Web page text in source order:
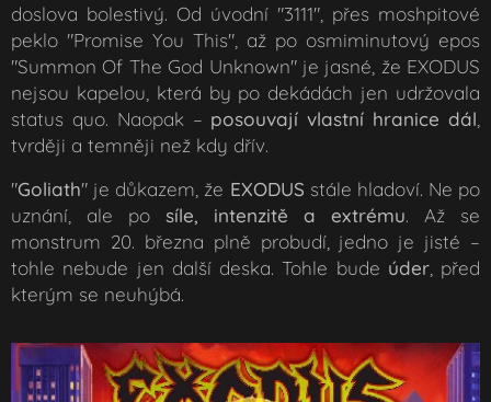
doslova bolestivý. Od úvodní "3111", přes moshpitové
peklo "Promise You This", až po osmiminutový epos
"Summon Of The God Unknown" je jasné, že EXODUS
nejsou kapelou, která by po dekádách jen udržovala
status quo. Naopak – posouvají vlastní hranice dál
tvrději a temněji než kdy dřív.
"Goliath" je důkazem, že EXODUS stále hladoví. Ne po
uznání, ale po síle, intenzitě a extrému. Až se
monstrum 20. března plně probudí, jedno je jisté –
tohle nebude jen další deska. Tohle bude úder, před
kterým se neuhýbá.